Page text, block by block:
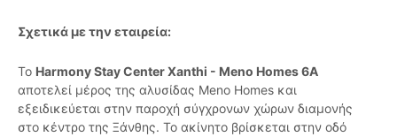
Σχετικά με την εταιρεία:
Το Harmony Stay Center Xanthi - Meno Homes 6A
αποτελεί μέρος της αλυσίδας Meno Homes και
εξειδικεύεται στην παροχή σύγχρονων χώρων διαμονής
στο κέντρο της Ξάνθης. Το ακίνητο βρίσκεται στην οδό